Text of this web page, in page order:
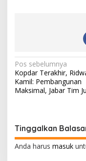
N
a
v
g
a
s
Pos sebelumnya
Kopdar Terakhir,
Kamil: Pembangunan
Maksimal, Jabar Tim
Tinggalkan
Anda harus masuk